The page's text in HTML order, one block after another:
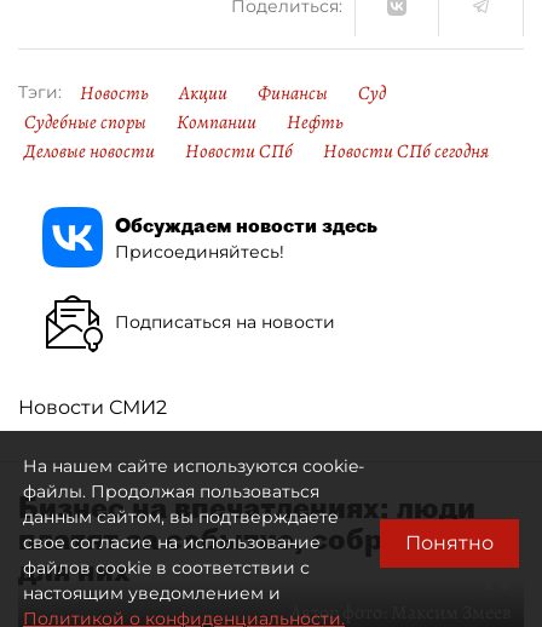
Поделиться:
Тэги: Новость Акции Финансы
Суд
Судебные споры
Компании
Нефть
Деловые новости
Новости СПб Новости СПб сегодня
Обсуждаем новости здесь
Присоединяйтесь!
Подписаться на новости
Новости СМИ2
Бизнес на впечатлениях: люди
платят за событие, собранное
для них
Автор фото:
На нашем сайте используются cookie-
файлы. Продолжая пользоваться
данным сайтом, вы подтверждаете
свое согласие на использование
файлов cookie в соответствии с
настоящим уведомлением и
Политикой о конфиденциальности.
Понятно